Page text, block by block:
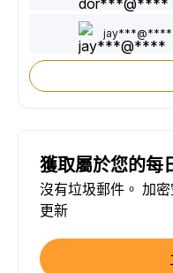
jay***@****
獲取屬於您的每
沒有垃圾郵件。 加
更新